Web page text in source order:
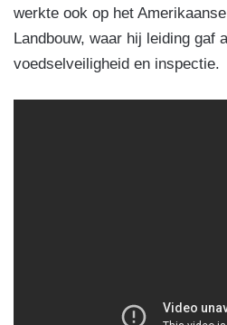
werkte ook op het
Landbouw, waar hij leiding gaf
voedselveiligheid en inspectie.